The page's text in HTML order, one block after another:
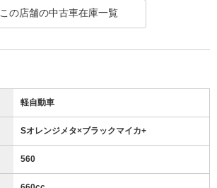
この店舗の中古車在庫一覧
軽自動車
Sオレンジメタ×ブラックマイカ+
560